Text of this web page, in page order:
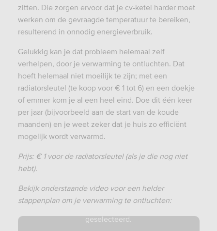
zitten. Die zorgen ervoor dat je cv-ketel harder moet
werken om de gevraagde temperatuur te bereiken,
resulterend in onnodig energieverbruik.
Gelukkig kan je dat probleem helemaal zelf
verhelpen, door je verwarming te ontluchten. Dat
hoeft helemaal niet moeilijk te zijn; met een
radiatorsleutel (te koop voor € 1 tot 6) en een doekje
of emmer kom je al een heel eind. Doe dit één keer
per jaar (bijvoorbeeld aan de start van de koude
maanden) en je weet zeker dat je huis zo efficiënt
mogelijk wordt verwarmd.
Prijs: € 1 voor de radiatorsleutel (als je die nog niet
hebt).
Bekijk onderstaande video voor een helder
stappenplan om je verwarming te ontluchten:
De video is niet beschikbaar omdat je niet
geselecteerd.
8. Ventileer voldoende (hoe